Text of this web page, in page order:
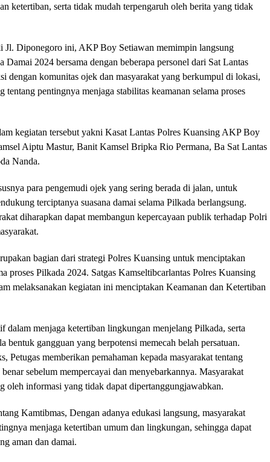
ketertiban, serta tidak mudah terpengaruh oleh berita yang tidak
Jl. Diponegoro ini, AKP Boy Setiawan memimpin langsung
Damai 2024 bersama dengan beberapa personel dari Sat Lantas
dengan komunitas ojek dan masyarakat yang berkumpul di lokasi,
tentang pentingnya menjaga stabilitas keamanan selama proses
kegiatan tersebut yakni Kasat Lantas Polres Kuansing AKP Boy
Aiptu Mastur, Banit Kamsel Bripka Rio Permana, Ba Sat Lantas
Nanda.
para pengemudi ojek yang sering berada di jalan, untuk
terciptanya suasana damai selama Pilkada berlangsung.
diharapkan dapat membangun kepercayaan publik terhadap Polri
bagian dari strategi Polres Kuansing untuk menciptakan
proses Pilkada 2024. Satgas Kamseltibcarlantas Polres Kuansing
melaksanakan kegiatan ini menciptakan Keamanan dan Ketertiban
dalam menjaga ketertiban lingkungan menjelang Pilkada, serta
bentuk gangguan yang berpotensi memecah belah persatuan.
Petugas memberikan pemahaman kepada masyarakat tentang
sebelum mempercayai dan menyebarkannya. Masyarakat
oleh informasi yang tidak dapat dipertanggungjawabkan.
Kamtibmas, Dengan adanya edukasi langsung, masyarakat
menjaga ketertiban umum dan lingkungan, sehingga dapat
aman dan damai.